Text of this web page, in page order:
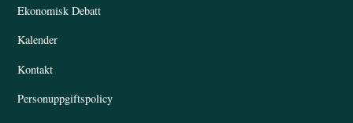
Ekonomisk Debatt
Kalender
Kontakt
Personuppgiftspolicy